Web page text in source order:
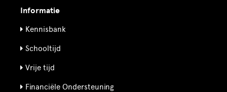
Informatie
Kennisbank
Schooltijd
Vrije tijd
Financiële Ondersteuning